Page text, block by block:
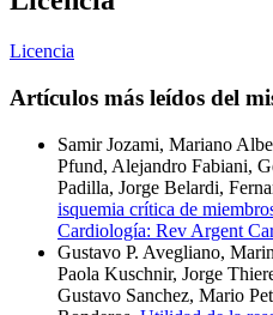
Licencia
Artículos más leídos del
Samir Jozami, Mariano
Pfund, Alejandro Fabiani,
Padilla, Jorge Belardi,
isquemia crítica de
Cardiología: Rev Argent
Gustavo P. Avegliano,
Paola Kuschnir, Jorge
Gustavo Sanchez, Mario